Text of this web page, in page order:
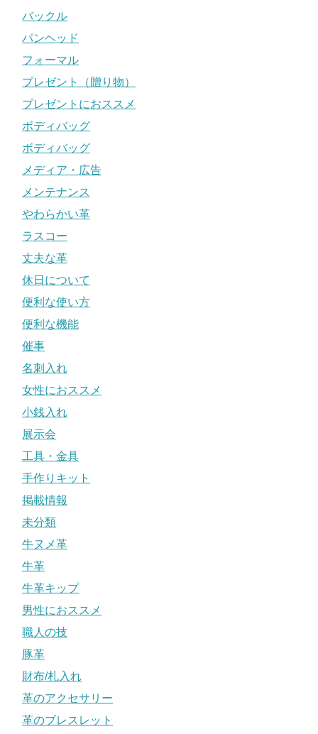
バックル
パンヘッド
フォーマル
プレゼント（贈り物）
プレゼントにおススメ
ボディバッグ
ボディバッグ
メディア・広告
メンテナンス
やわらかい革
ラスコー
丈夫な革
休日について
便利な使い方
便利な機能
催事
名刺入れ
女性におススメ
小銭入れ
展示会
工具・金具
手作りキット
掲載情報
未分類
牛ヌメ革
牛革
牛革キップ
男性におススメ
職人の技
豚革
財布/札入れ
革のアクセサリー
革のブレスレット